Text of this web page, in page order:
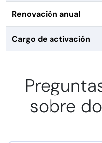
Renovación anual
Cargo de activación
sobre